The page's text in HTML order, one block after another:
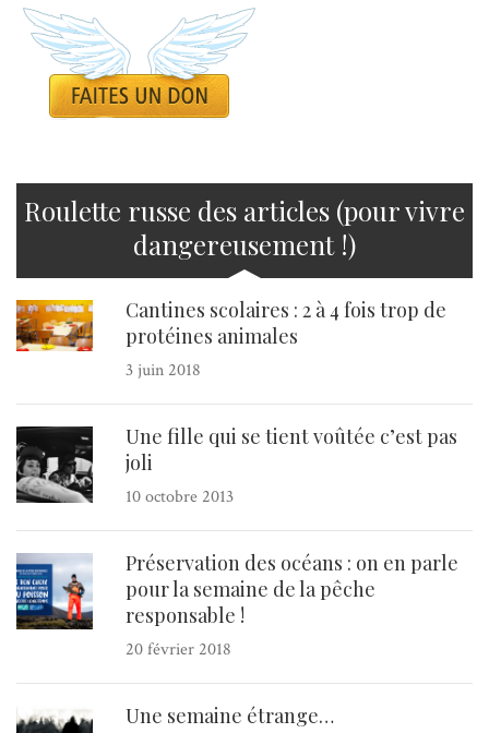
Roulette russe des articles (pour vivre
dangereusement !)
Cantines scolaires : 2 à 4 fois trop de
protéines animales
3 juin 2018
Une fille qui se tient voûtée c’est pas
joli
10 octobre 2013
Préservation des océans : on en parle
pour la semaine de la pêche
responsable !
20 février 2018
Une semaine étrange…